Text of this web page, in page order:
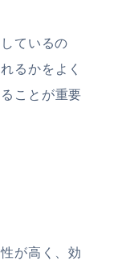
ているの
るかをよく
ことが重要
が高く、効